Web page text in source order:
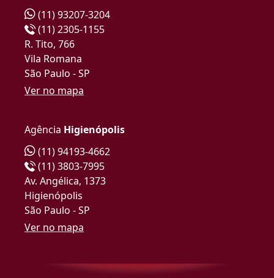
(11) 93207-3204
(11) 2305-1155
R. Tito, 766
Vila Romana
São Paulo - SP
Ver no mapa
Agência Higienópolis
(11) 94193-4662
(11) 3803-7995
Av. Angélica, 1373
Higienópolis
São Paulo - SP
Ver no mapa